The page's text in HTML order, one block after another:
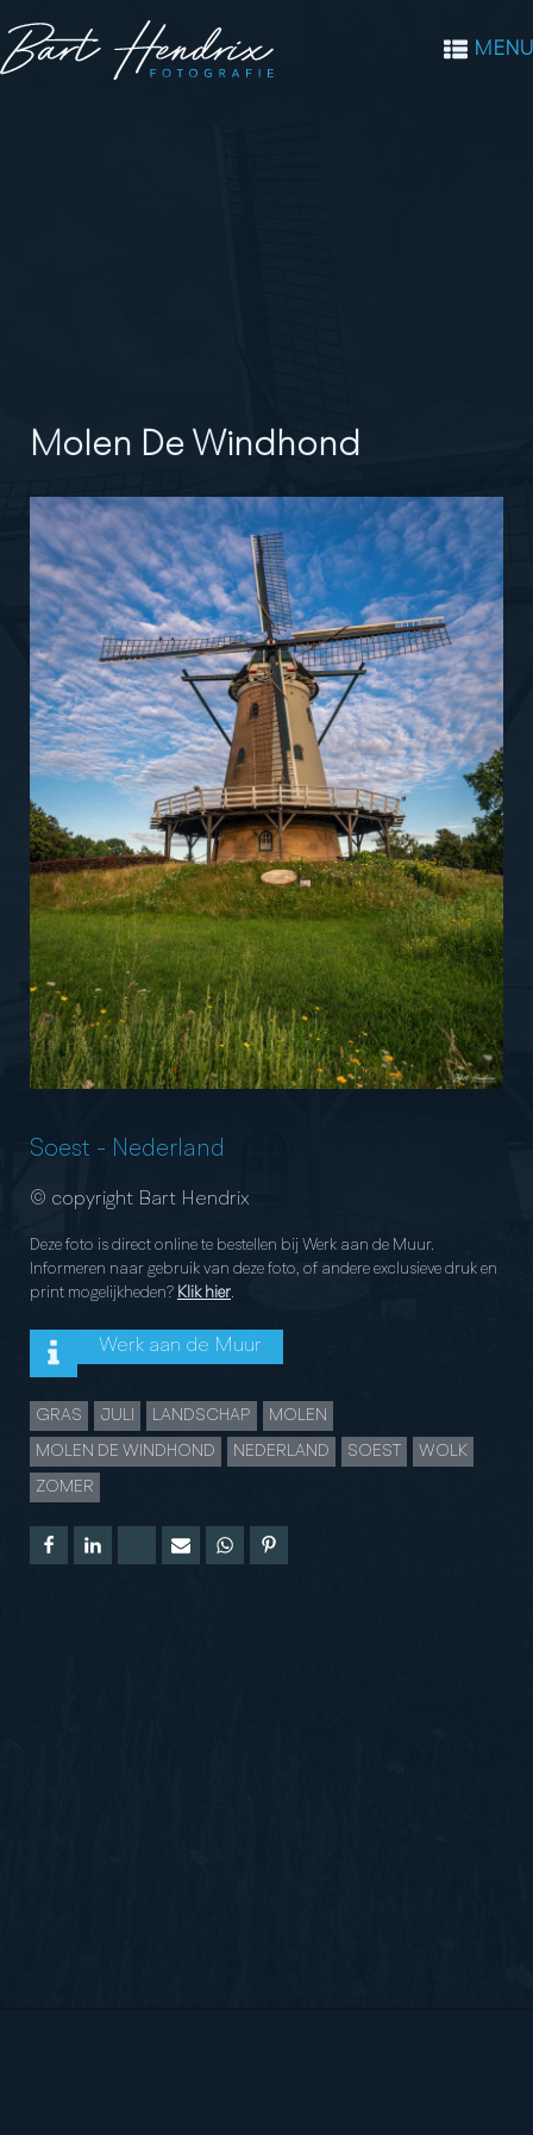
MENU
Molen De Windhond
Soest - Nederland
© copyright Bart Hendrix
Deze foto is direct online te bestellen bij Werk aan de Muur.
Informeren naar gebruik van deze foto, of andere exclusieve druk en
print mogelijkheden? Klik hier.
Werk aan de Muur
GRAS JULI LANDSCHAP MOLEN
MOLEN DE WINDHOND NEDERLAND SOEST WOLK
ZOMER